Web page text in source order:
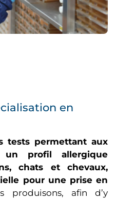
en
tests permettant aux
un profil allergique
chats et chevaux,
pour une prise en
produisons, afin d’y